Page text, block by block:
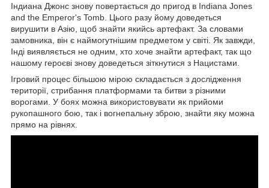
Індиана Джонс знову повертається до пригод в Indiana Jones
and the Emperor's Tomb. Цього разу йому доведеться
вирушити в Азію, щоб знайти якийсь артефакт. За словами
замовника, він є наймогутнішим предметом у світі. Як завжди,
Інді виявляється не одним, хто хоче знайти артефакт, так що
нашому героєві знову доведеться зіткнутися з Нацистами.
Ігровий процес більшою мірою складається з дослідження
території, стрибання платформами та битви з різними
ворогами. У боях можна використовувати як прийоми
рукопашного бою, так і вогнепальну зброю, знайти яку можна
прямо на рівнях.